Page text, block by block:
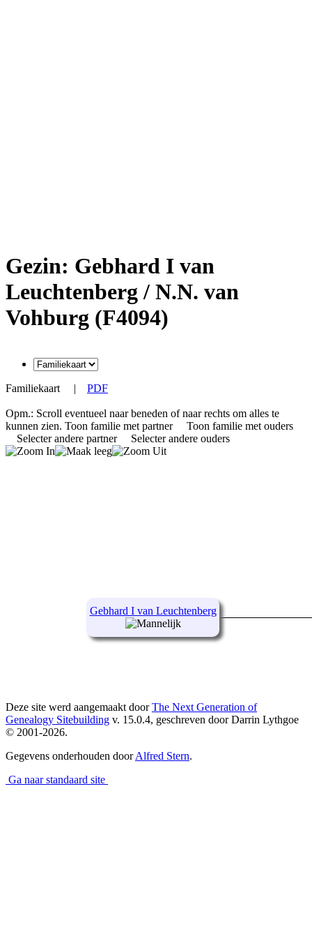
Gezin: Gebhard I van
Leuchtenberg / N.N. van
Vohburg (F4094)
Familiekaart | PDF
Opm.: Scroll eventueel naar beneden of naar rechts om alles te
kunnen zien. Toon familie met partner
Toon familie met ouders
Selecter andere partner
Selecter andere ouders
Gebhard I van Leuchtenberg
Deze site werd aangemaakt doorThe Next Generation of
Genealogy Sitebuilding v. 15.0.4, geschreven door Darrin Lythgoe
© 2001-2026.
Gegevens onderhouden doorAlfred Stern.
Ga naar standaard site